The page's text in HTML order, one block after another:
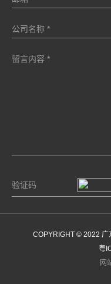
COPYRIGHT © 2022 广
粤
网